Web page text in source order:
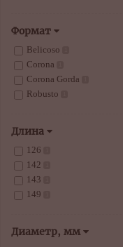
Формат
Belicoso
Corona
Corona Gorda
Robusto
Длина
126
142
143
149
Диаметр, мм